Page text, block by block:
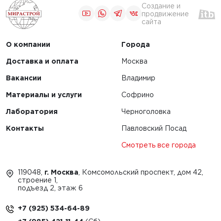
применение
1
Создание и
продвижение
сайта
О компании
Доставка и оплата
Вакансии
Материалы и услуги
Лаборатория
Контакты
Города
Москва
Владимир
Софрино
Черноголовка
Павловский Посад
Смотреть все города
119048, г. Москва , Комсомольский проспект, дом 42,
строение 1,
подъезд 2, этаж 6
+7 (925) 534-64-89